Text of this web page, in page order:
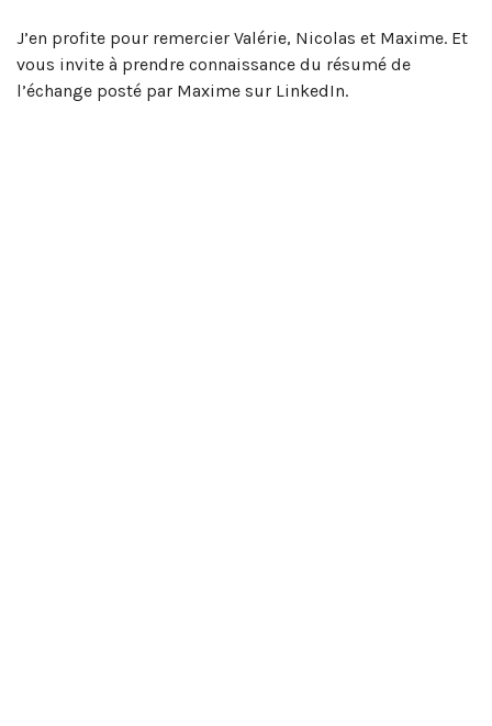
J’en profite pour remercier Valérie, Nicolas et Maxime. Et
vous invite à prendre connaissance du résumé de
l’échange posté par Maxime sur LinkedIn.